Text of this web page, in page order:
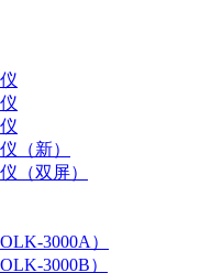
（新）
（双屏）
3000A）
3000B）